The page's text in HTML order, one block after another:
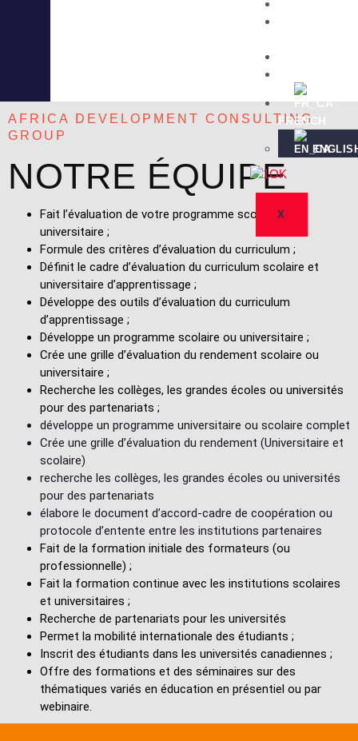
FRENCH
X
AFRICA DEVELOPMENT CONSULTING
GROUP
NOTRE ÉQUIPE
Fait l’évaluation de votre programme scolaire ou
universitaire ;
Formule des critères d’évaluation du curriculum ;
Définit le cadre d’évaluation du curriculum scolaire et
universitaire d’apprentissage ;
Développe des outils d’évaluation du curriculum
d’apprentissage ;
Développe un programme scolaire ou universitaire ;
Crée une grille d’évaluation du rendement scolaire ou
universitaire ;
Recherche les collèges, les grandes écoles ou universités
pour des partenariats ;
développe un programme universitaire ou scolaire complet
Crée une grille d’évaluation du rendement (Universitaire et
scolaire)
recherche les collèges, les grandes écoles ou universités
pour des partenariats
élabore le document d’accord-cadre de coopération ou
protocole d’entente entre les institutions partenaires
Fait de la formation initiale des formateurs (ou
professionnelle) ;
Fait la formation continue avec les institutions scolaires
et universitaires ;
Recherche de partenariats pour les universités
Permet la mobilité internationale des étudiants ;
Inscrit des étudiants dans les universités canadiennes ;
Offre des formations et des séminaires sur des
thématiques variés en éducation en présentiel ou par
webinaire.